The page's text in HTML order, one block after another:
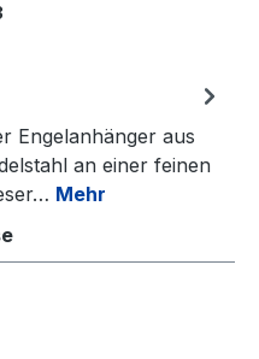
Engelanhänger aus
an einer feinen
Mehr